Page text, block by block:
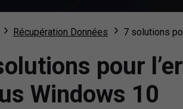
Récupération Données 7 solutions
pour
Windows 10